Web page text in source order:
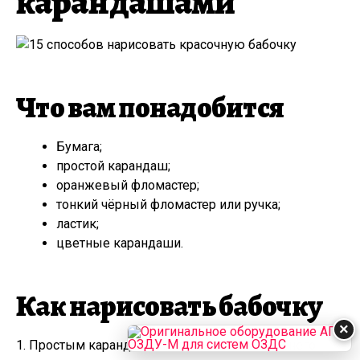
Что вам понадобится
Бумага;
простой карандаш;
оранжевый фломастер;
тонкий чёрный фломастер или ручка;
ластик;
цветные карандаши.
Как нарисовать бабочку
1. Простым карандашом, слегка нажимая на него,
×